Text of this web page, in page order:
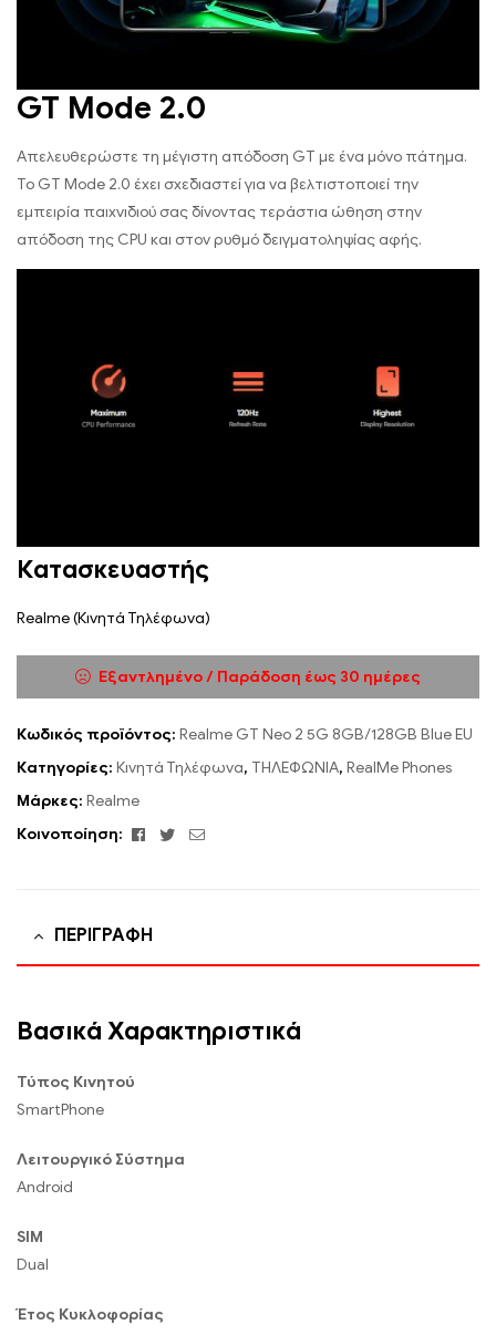
GT Mode 2.0
Απελευθερώστε τη μέγιστη απόδοση GT με ένα μόνο πάτημα.
Το GT Mode 2.0 έχει σχεδιαστεί για να βελτιστοποιεί την
εμπειρία παιχνιδιού σας δίνοντας τεράστια ώθηση στην
απόδοση της CPU και στον ρυθμό δειγματοληψίας αφής.
Κατασκευαστής
Realme (Κινητά Τηλέφωνα)
Εξαντλημένο / Παράδοση έως 30 ημέρες
Κωδικός προϊόντος: Realme GT Neo 2 5G 8GB/128GB Blue EU
Κατηγορίες: Κινητά Τηλέφωνα, ΤΗΛΕΦΩΝΙΑ, RealMe Phones
Μάρκες: Realme
Κοινοποίηση:
Facebook
TwitterEmail
ΠΕΡΙΓΡΑΦΉ
Βασικά Χαρακτηριστικά
Τύπος Κινητού
SmartPhone
Λειτουργικό Σύστημα
Android
SIM
Dual
Έτος Κυκλοφορίας